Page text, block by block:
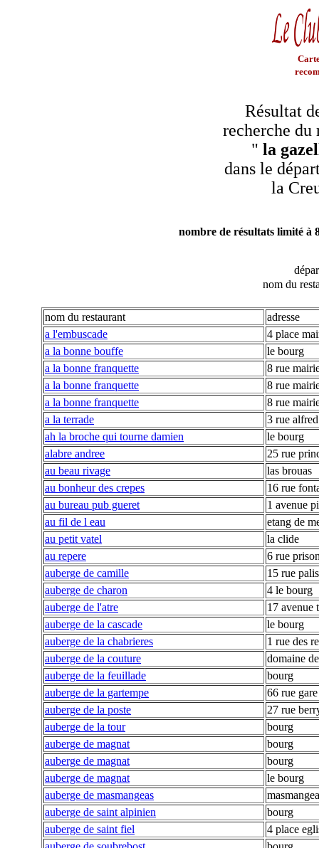
Résultat
recherche du
" la
dans le
la
nombre de résultats limité à
nom du
nom du restaurant
adresse
a l'embuscade
4 place
a la bonne bouffe
le bourg
a la bonne franquette
8 rue
a la bonne franquette
8 rue
a la bonne franquette
8 rue
a la terrade
3 rue
ah la broche qui tourne damien
le bourg
alabre andree
25 rue
au beau rivage
las brouas
au bonheur des crepes
16 rue
au bureau pub gueret
1 avenue
au fil de l eau
etang de
au petit vatel
la clide
au repere
6 rue
auberge de camille
15 rue
auberge de charon
4 le bourg
auberge de l'atre
17 avenue
auberge de la cascade
le bourg
auberge de la chabrieres
1 rue des
auberge de la couture
domaine
auberge de la feuillade
bourg
auberge de la gartempe
66 rue
auberge de la poste
27 rue
auberge de la tour
bourg
auberge de magnat
bourg
auberge de magnat
bourg
auberge de magnat
le bourg
auberge de masmangeas
auberge de saint alpinien
bourg
auberge de saint fiel
4 place